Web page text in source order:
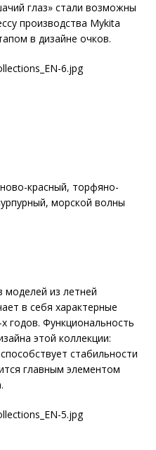
глаз» стали возможны
производства Mykita
в дизайне очков.
красный, торфяно-
морской волны
из летней
в себя характерные
годов. Функциональность
этой коллекции:
стабильности
главным элементом